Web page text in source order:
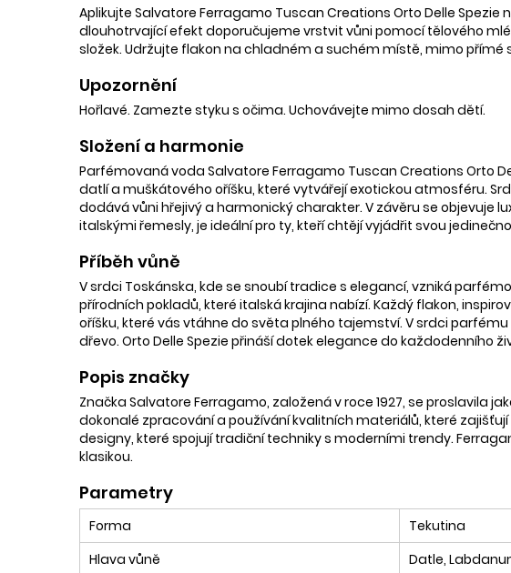
Aplikujte Salvatore Ferragamo Tuscan Creations Orto Delle Spezie
dlouhotrvající efekt doporučujeme vrstvit vůni pomocí tělového
složek. Udržujte flakon na chladném a suchém místě, mimo přímé
Upozornění
Hořlavé. Zamezte styku s očima. Uchovávejte mimo dosah dětí.
Složení a harmonie
Parfémovaná voda Salvatore Ferragamo Tuscan Creations Orto
datlí a muškátového oříšku, které vytvářejí exotickou atmosféru.
dodává vůni hřejivý a harmonický charakter. V závěru se objevuje
italskými řemesly, je ideální pro ty, kteří chtějí vyjádřit svou
Příběh vůně
V srdci Toskánska, kde se snoubí tradice s elegancí, vzniká
přírodních pokladů, které italská krajina nabízí. Každý flakon,
oříšku, které vás vtáhne do světa plného tajemství. V srdci
dřevo. Orto Delle Spezie přináší dotek elegance do každodenního
Popis značky
Značka Salvatore Ferragamo, založená v roce 1927, se proslavila
dokonalé zpracování a používání kvalitních materiálů, které
designy, které spojují tradiční techniky s moderními trendy.
klasikou.
Parametry
Forma
Tekutina
Hlava vůně
Datle,